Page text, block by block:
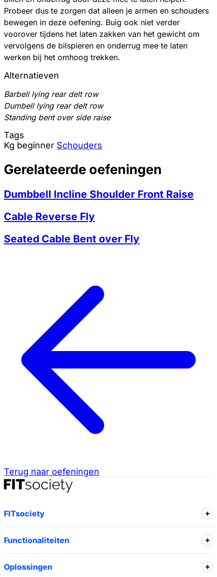
Probeer dus te zorgen dat alleen je armen en schouders
bewegen in deze oefening. Buig ook niet verder
voorover tijdens het laten zakken van het gewicht om
vervolgens de bilspieren en onderrug mee te laten
werken bij het omhoog trekken.
Alternatieven
Barbell lying rear delt row
Dumbell lying rear delt row
Standing bent over side raise
Tags
Kg beginner Schouders
Gerelateerde oefeningen
Dumbbell Incline Shoulder Front Raise
Cable Reverse Fly
Seated Cable Bent over Fly
Terug naar oefeningen
FITsociety
Functionaliteiten
Oplossingen